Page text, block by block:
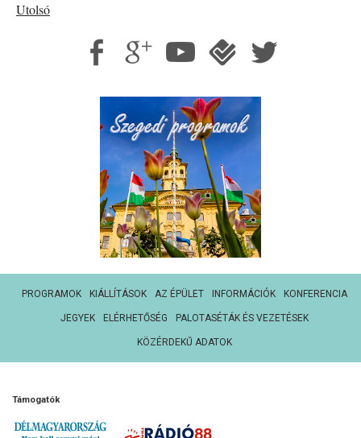
Utolsó
PROGRAMOK KIÁLLÍTÁSOK AZ ÉPÜLET INFORMÁCIÓK KONFERENCIA
JEGYEK ELÉRHETŐSÉG PALOTASÉTÁK ÉS VEZETÉSEK
KÖZÉRDEKŰ ADATOK
Támogatók